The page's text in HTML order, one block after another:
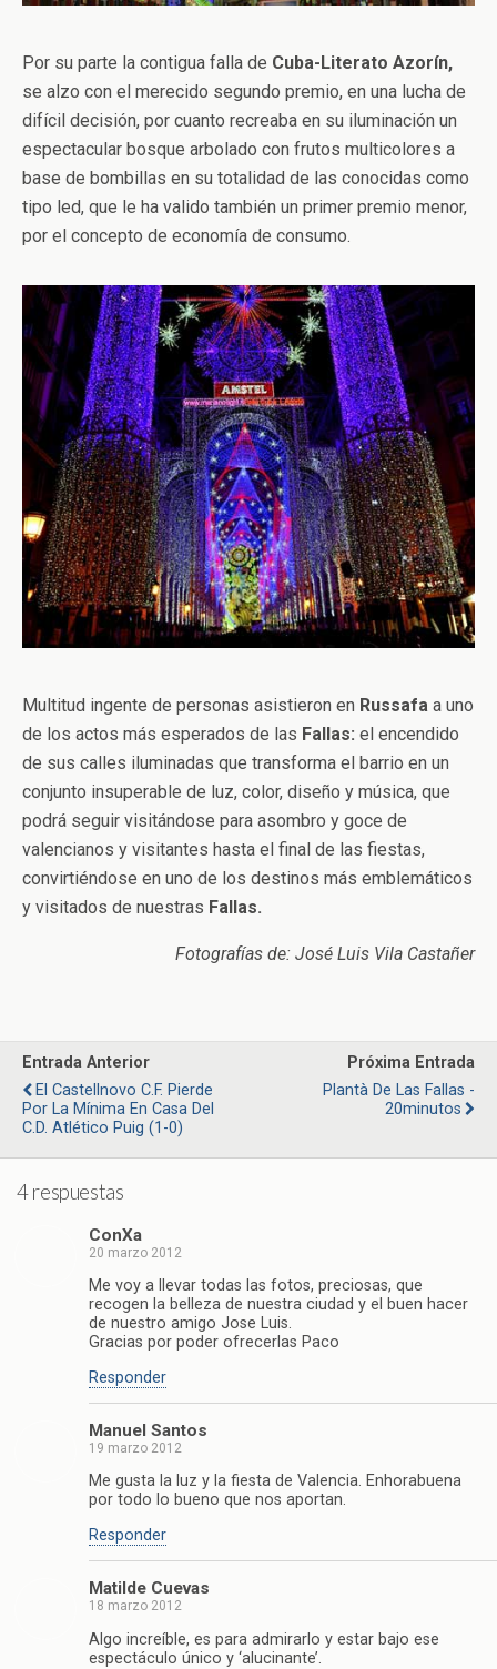
Por su parte la contigua falla de Cuba-Literato Azorín,
se alzo con el merecido segundo premio, en una lucha de
difícil decisión, por cuanto recreaba en su iluminación un
espectacular bosque arbolado con frutos multicolores a
base de bombillas en su totalidad de las conocidas como
tipo led, que le ha valido también un primer premio menor,
por el concepto de economía de consumo.
Multitud ingente de personas asistieron en Russafa a uno
de los actos más esperados de las Fallas: el encendido
de sus calles iluminadas que transforma el barrio en un
conjunto insuperable de luz, color, diseño y música, que
podrá seguir visitándose para asombro y goce de
valencianos y visitantes hasta el final de las fiestas,
convirtiéndose en uno de los destinos más emblemáticos
y visitados de nuestras Fallas.
Fotografías de: José Luis Vila Castañer
Entrada Anterior
El Castellnovo C.F. Pierde
Por La Mínima En Casa Del
C.D. Atlético Puig (1-0)
Próxima Entrada
Plantà De Las Fallas -
20minutos
4 respuestas
ConXa
20 marzo 2012
Me voy a llevar todas las fotos, preciosas, que
recogen la belleza de nuestra ciudad y el buen hacer
de nuestro amigo Jose Luis.
Gracias por poder ofrecerlas Paco
Responder
Manuel Santos
19 marzo 2012
Me gusta la luz y la fiesta de Valencia. Enhorabuena
por todo lo bueno que nos aportan.
Responder
Matilde Cuevas
18 marzo 2012
Algo increíble, es para admirarlo y estar bajo ese
espectáculo único y ‘alucinante’.